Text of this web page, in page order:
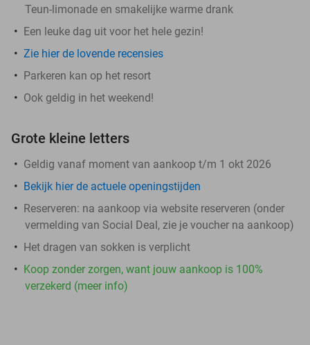
Teun-limonade en smakelijke warme drank
Een leuke dag uit voor het hele gezin!
Zie hier de lovende recensies
Parkeren kan op het resort
Ook geldig in het weekend!
Grote kleine letters
Geldig vanaf moment van aankoop t/m 1 okt 2026
Bekijk hier de actuele openingstijden
Reserveren: na aankoop via website reserveren (onder
vermelding van Social Deal, zie je voucher na aankoop)
Het dragen van sokken is verplicht
Koop zonder zorgen, want jouw aankoop is 100%
verzekerd (meer info)